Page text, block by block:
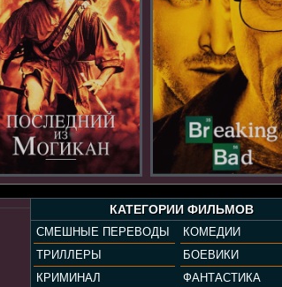
КАТЕГОРИИ ФИЛЬМОВ
СМЕШНЫЕ ПЕРЕВОДЫ
КОМЕДИИ
ТРИЛЛЕРЫ
БОЕВИКИ
КРИМИНАЛ
ФАНТАСТИКА